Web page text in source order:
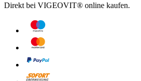
Direkt bei VIGEOVIT® online kaufen.